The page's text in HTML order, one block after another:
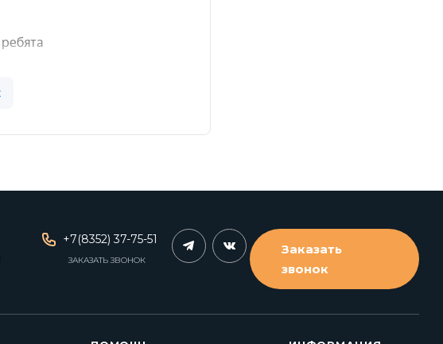
+7(8352) 37-75-51
ЗАКАЗАТЬ ЗВОНОК
Заказать
звонок